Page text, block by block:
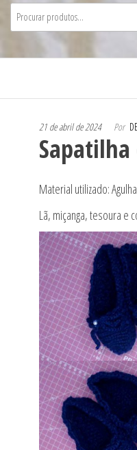
21 de abril de 2024 Por
Material utilizado:
Lã, miçanga, tesoura e